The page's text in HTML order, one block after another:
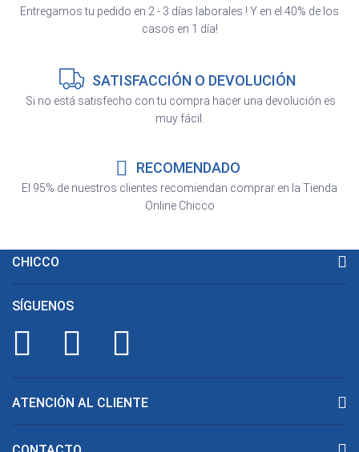
Entregamos tu pedido en 2 - 3 días laborales ! Y en el 40% de los
casos en 1 día!
SATISFACCIÓN O DEVOLUCIÓN
Si no está satisfecho con tu compra hacer una devolución es
muy fácil.
RECOMENDADO
El 95% de nuestros clientes recomiendan comprar en la Tienda
Online Chicco
CHICCO
SÍGUENOS
ATENCIÓN AL CLIENTE